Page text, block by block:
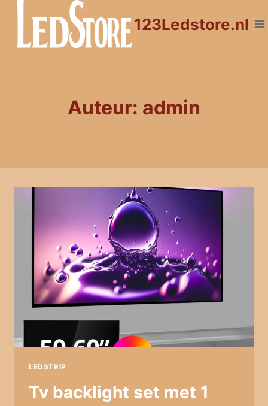
Doorgaan
inhoud
123Ledstore.nl
Auteur: admin
LEDSTRIP
Tv backlight set met 1